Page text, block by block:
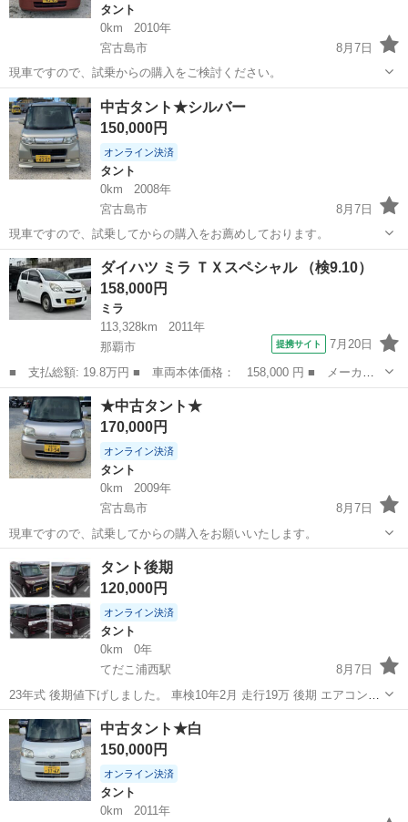
タント
0km
2010年
宮古島市
8月7日
現車ですので、試乗からの購入をご検討ください。
沖縄 宮古島市 タント
中古タント★シルバー
150,000円
オンライン決済
タント
0km
2008年
宮古島市
8月7日
現車ですので、試乗してからの購入をお薦めしております。
沖縄 宮古島市 タント
ダイハツ ミラ ＴＸスペシャル （検9.10）
158,000円
ミラ
113,328km
2011年
那覇市
提携サイト 7月20日
■ 支払総額: 19.8万円 ■ 車両本体価格： 158,000 円 ■ メーカー
名： ダイハツ ■ 車種名： ミラ ■ グレード名： ＴＸスペシャ
ル ■ 排気量： 660cc ■ ドア枚数： 3D ■ ミッション： AT...
沖縄 那覇市 ミラ
★中古タント★
170,000円
オンライン決済
タント
0km
2009年
宮古島市
8月7日
現車ですので、試乗してからの購入をお願いいたします。
宮古島市 タント
タント後期
120,000円
オンライン決済
タント
0km
0年
てだこ浦西駅
8月7日
23年式 後期値下げしました。 車検10年2月 走行19万 後期 エアコン
OKですが、停まってる時は冷えが悪くなります。 ノンターボ リア３
面フィルム施工 排ガスチェックランプ点灯（走行問題無し） ボンネッ
ト、屋...
沖縄 国頭郡 てだこ浦西駅
中古タント★白
150,000円
オンライン決済
タント
0km
2011年